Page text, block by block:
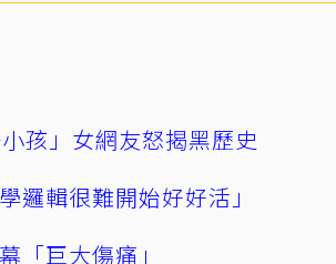
孩」女網友怒揭黑歷史
邏輯很難開始好好活」
「巨大傷痛」